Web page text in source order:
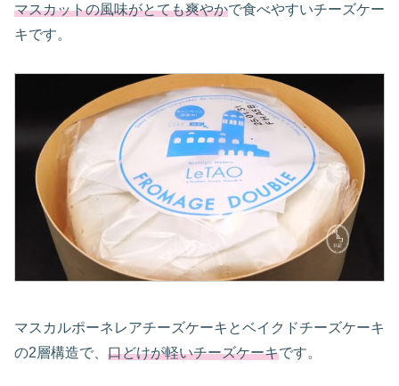
マスカットの風味がとても爽やかで食べやすいチーズケー
キです。
マスカルポーネレアチーズケーキとベイクドチーズケーキ
の2層構造で、 口どけが軽いチーズケーキです。